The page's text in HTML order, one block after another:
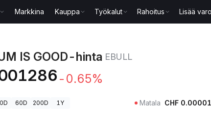
Markkina Kauppa Työkalut Rahoitus Lisää
IS GOOD-hinta EBULL
-0.65%
60D 200D 1Y Matala CHF